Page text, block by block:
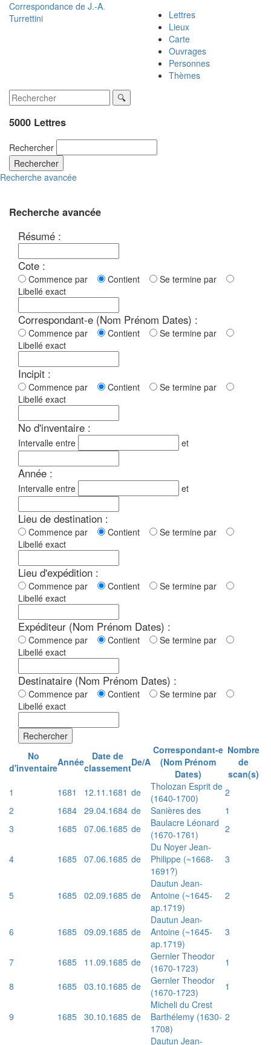
Correspondance de J.-A.
Turrettini
Lettres
Lieux
Carte
Ouvrages
Personnes
Thèmes
5000 Lettres
Rechercher
Rechercher
Recherche avancée
Recherche avancée
Résumé :
Cote :
Commence par Contient
Se termine par
Libellé exact
Correspondant-e (Nom Prénom Dates) :
Commence par Contient
Se termine par
Libellé exact
Incipit :
Commence par Contient
Se termine par
Libellé exact
No d'inventaire :
Intervalle entre et
Année :
Intervalle entre et
Lieu de destination :
Commence par Contient
Se termine par
Libellé exact
Lieu d'expédition :
Commence par Contient
Se termine par
Libellé exact
Expéditeur (Nom Prénom Dates) :
Commence par Contient
Se termine par
Libellé exact
Destinataire (Nom Prénom Dates) :
Commence par Contient
Se termine par
Libellé exact
Rechercher
No
d'inventaireAnnée
Date de
classementDe/A
Correspondant-e
(Nom Prénom
Dates)
Nombre
de
scan(s)
1
1681 12.11.1681 de
Tholozan Esprit de
(1640-1700)
2
2
1684 29.04.1684 de Sanières des
1
3
1685 07.06.1685 de
Baulacre Léonard
(1670-1761)
2
4 1685 07.06.1685 de
Du Noyer Jean-
Philippe (~1668-
1691?)
3
5 1685 02.09.1685 de
Dautun Jean-
Antoine (~1645-
ap.1719)
2
6 1685 09.09.1685 de
Dautun Jean-
Antoine (~1645-
ap.1719)
3
7 1685 11.09.1685 de
Gernler Theodor
(1670-1723)
1
8
1685 03.10.1685 de
Gernler Theodor
(1670-1723)
1
9 1685 30.10.1685 de
Micheli du Crest
Barthélemy (1630-
1708)
2
Dautun Jean-